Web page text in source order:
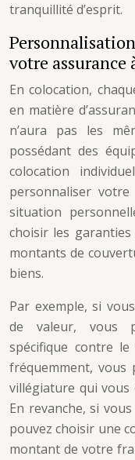
tranquillité d’esprit.
votre assurance
En colocation,
en matière
n’aura pas les
possédant des
colocation
personnaliser
situation
choisir les
montants de
biens.
Par exemple, si
de valeur, vous
spécifique contre
fréquemment, vous
villégiature qui vous
En revanche, si
pouvez choisir une
montant de votre